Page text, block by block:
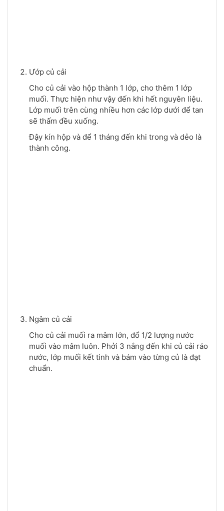
Ướp củ cải
Cho củ cải vào hộp thành 1 lớp, cho thêm 1 lớp
muối. Thực hiện như vậy đến khi hết nguyên liệu.
Lớp muối trên cùng nhiều hơn các lớp dưới để tan
sẽ thấm đều xuống.
Đậy kín hộp và để 1 tháng đến khi trong và dẻo là
thành công.
Ngâm củ cải
Cho củ cải muối ra mâm lớn, đổ 1/2 lượng nước
muối vào mâm luôn. Phởi 3 nắng đến khi củ cải ráo
nước, lớp muối kết tinh và bám vào từng củ là đạt
chuẩn.